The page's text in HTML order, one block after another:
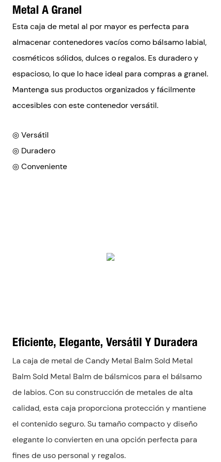
Metal A Granel
Esta caja de metal al por mayor es perfecta para
almacenar contenedores vacíos como bálsamo labial,
cosméticos sólidos, dulces o regalos. Es duradero y
espacioso, lo que lo hace ideal para compras a granel.
Mantenga sus productos organizados y fácilmente
accesibles con este contenedor versátil.
◎ Versátil
◎ Duradero
◎ Conveniente
Eficiente, Elegante, Versátil Y Duradera
La caja de metal de Candy Metal Balm Sold Metal
Balm Sold Metal Balm de bálsmicos para el bálsamo
de labios. Con su construcción de metales de alta
calidad, esta caja proporciona protección y mantiene
el contenido seguro. Su tamaño compacto y diseño
elegante lo convierten en una opción perfecta para
fines de uso personal y regalos.